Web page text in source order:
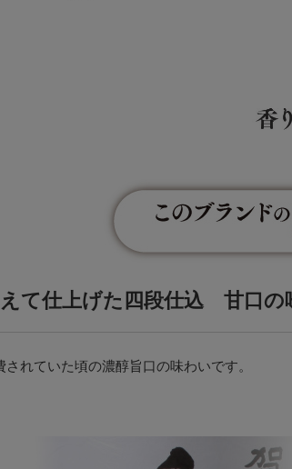
て仕上げた四段仕込 甘口の
れていた頃の濃醇旨口の味わいです。